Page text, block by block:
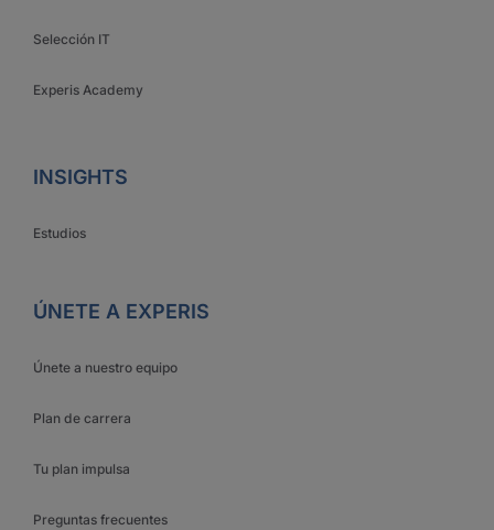
Selección IT
Experis Academy
INSIGHTS
Estudios
ÚNETE A EXPERIS
Únete a nuestro equipo
Plan de carrera
Tu plan impulsa
Preguntas frecuentes